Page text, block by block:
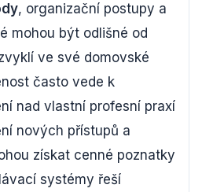
, organizační postupy a
mohou být odlišné od
ve své domovské
často vede k
nad vlastní profesní praxí
nových přístupů a
získat cenné poznatky
systémy řeší